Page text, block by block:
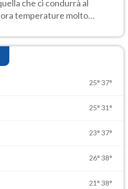
che ci condurrà al
temperature molto
25° 37°
25° 31°
23° 37°
26° 38°
21° 38°